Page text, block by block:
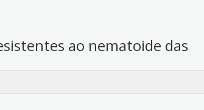
ao nematoide das